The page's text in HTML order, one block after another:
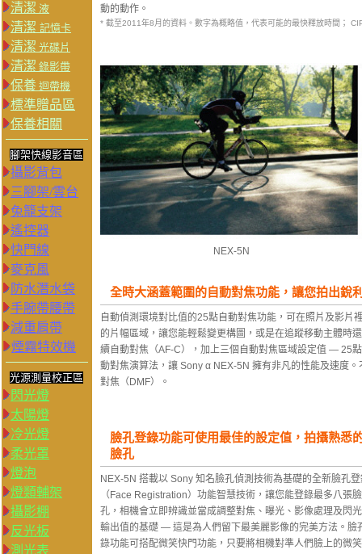
清潔 液
清潔 記憶卡
清潔 光碟片
清潔 錄影帶
保養 迴帶機
標準贈品區
保養相關
腳架快線影音區
攝影背包
三腳架/雲台
兔籠支架
遙控器
快門線
麥克風
防水潛水袋
手腕帶腰帶
減重肩帶
煙霧特效機
光源測量校正區
閃光燈
太陽燈
冷光燈
柔光罩
燈泡
燈類輔架
攝影棚
反光板
測光表
動的動作。
* 截至2011年8月的資料。數字為概略值，代表可能的最快釋放時間；
NEX-5N
全時大涵蓋範圍的自動對焦功能，讓您拍出銳
自動偵測環境對比值的25點自動對焦功能，可在照片及影
的片幅區域，讓您能輕鬆變更構圖，或是在追蹤移動主體
續自動對焦（AF-C），加上三個自動對焦區域設定值 — 25
動對焦演算法，讓 Sony α NEX-5N 擁有非凡的性能及速度
對焦（DMF）。
臉孔登錄功能可使用最佳的設定值，拍攝熟悉
臉孔
NEX-5N 搭載以 Sony 知名臉孔偵測技術為基礎的全新臉孔登
（Face Registration）功能智慧技術，讓您能登錄最多八張臉
孔，相機會立即辨識並當成調整對焦、曝光、影像處理及閃
輸出值的基礎 — 這是為人們留下最美麗影像的完美方法。臉
錄功能可搭配微笑快門功能，只要將相機對準人們臉上的微